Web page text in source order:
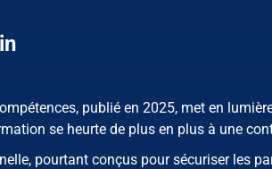
publié en 2025, met en
se heurte de plus en plus à une
pourtant conçus pour sécuriser les